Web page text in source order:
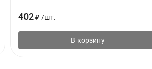
402 ₽ /шт.
В корзину